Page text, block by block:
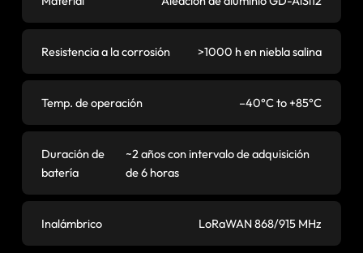
Resistencia a la corrosión >1000 h en niebla salina
Temp. de operación –40°C to +85°C
Duración de
batería
~2 años con intervalo de adquisición
de 6 horas
Inalámbrico LoRaWAN 868/915 MHz